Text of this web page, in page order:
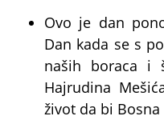
Ovo je dan
Dan kada se s
naših boraca i
Hajrudina
život da bi